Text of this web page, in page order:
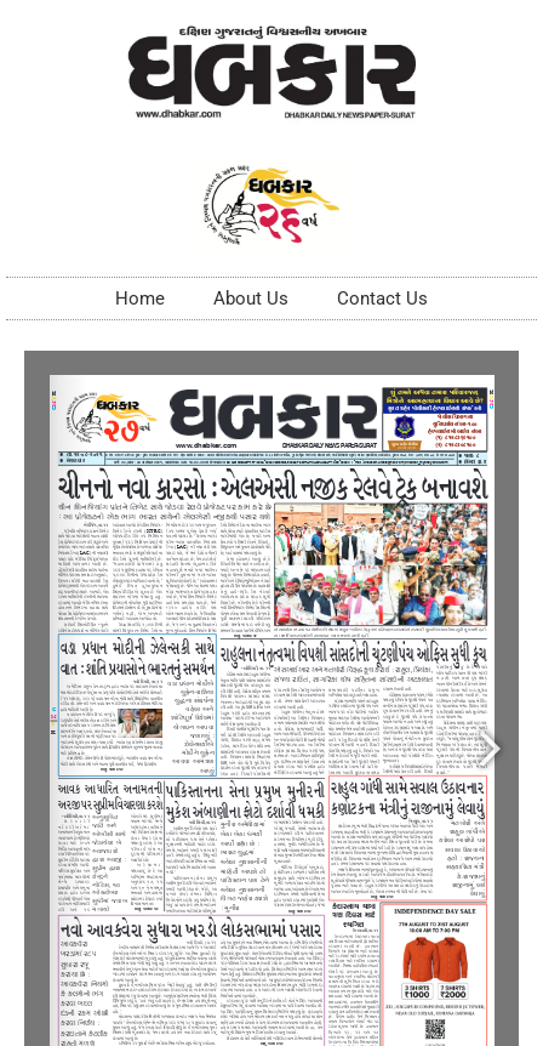
Home About Us Contact Us